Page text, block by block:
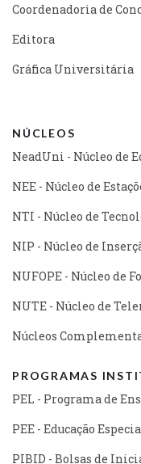
Coordenadoria de
Editora
Gráfica Universitária
NÚCLEOS
NeadUni - Núcleo de
NEE - Núcleo de
NTI - Núcleo de
NIP - Núcleo de
NUFOPE - Núcleo de
NUTE - Núcleo de
Núcleos
PROGRAMAS
PEL - Programa de
PEE - Educação
PIBID - Bolsas de